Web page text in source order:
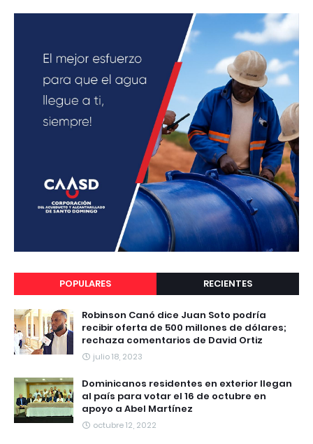
POPULARES RECIENTES
Robinson Canó dice Juan Soto podría
recibir oferta de 500 millones de dólares;
rechaza comentarios de David Ortiz
julio 18, 2023
Dominicanos residentes en exterior llegan
al país para votar el 16 de octubre en
apoyo a Abel Martínez
octubre 12, 2022